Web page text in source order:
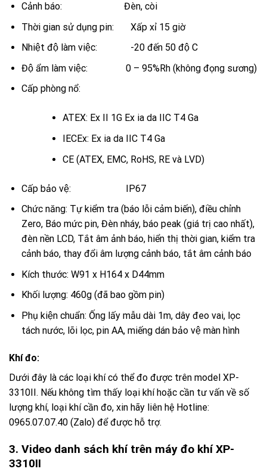
Cảnh báo: Đèn, còi
Thời gian sử dụng pin: Xấp xỉ 15 giờ
Nhiệt độ làm việc: -20 đến 50 độ C
Độ ẩm làm việc: 0 – 95%Rh (không đọng sương)
Cấp phòng nổ:
ATEX: Ex II 1G Ex ia da IIC T4 Ga
IECEx: Ex ia da IIC T4 Ga
CE (ATEX, EMC, RoHS, RE và LVD)
Cấp bảo vệ: IP67
Chức năng: Tự kiểm tra (báo lỗi cảm biến), điều chỉnh
Zero, Báo mức pin, Đèn nháy, báo peak (giá trị cao nhất),
đèn nền LCD, Tắt âm ảnh báo, hiển thị thời gian, kiểm tra
cảnh báo, thay đổi âm lượng cảnh báo, tắt âm cảnh báo
Kích thước: W91 x H164 x D44mm
Khối lượng: 460g (đã bao gồm pin)
Phụ kiện chuẩn: Ống lấy mẫu dài 1m, dây đeo vai, lọc
tách nước, lõi lọc, pin AA, miếng dán bảo vệ màn hình
Khí đo:
Dưới đây là các loại khí có thể đo được trên model XP-
3310II. Nếu không tìm thấy loại khí hoặc cần tư vấn về số
lượng khí, loại khí cần đo, xin hãy liên hệ Hotline:
0965.07.07.40 (Zalo) để được hỗ trợ.
3. Video danh sách khí trên máy đo khí XP-
3310II